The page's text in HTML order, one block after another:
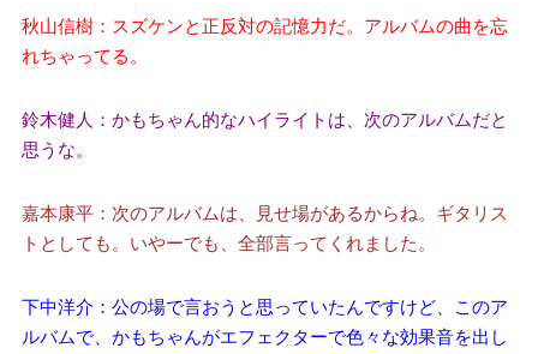
秋山信樹：スズケンと正反対の記憶力だ。アルバムの曲を忘
れちゃってる。
鈴木健人：かもちゃん的なハイライトは、次のアルバムだと
思うな。
嘉本康平：次のアルバムは、見せ場があるからね。ギタリス
トとしても。いやーでも、全部言ってくれました。
下中洋介：公の場で言おうと思っていたんですけど、このア
ルバムで、かもちゃんがエフェクターで色々な効果音を出し